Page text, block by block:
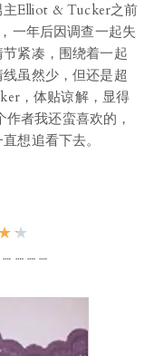
主Elliot & Tucker之前
一年后因调查一起失
紧凑，围绕着一起
虽然少，但还是超
，体贴谅解，显得
者我还蛮喜欢的，
想追看下去。
★
┈ ┈ ┈